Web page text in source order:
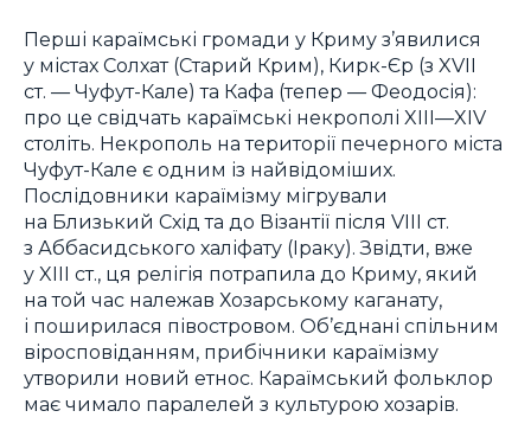
Перші караїмські громади у Криму з’явилися
у містах Солхат (Старий Крим), Кирк-Єр (з XVII
ст. — Чуфут-Кале) та Кафа (тепер — Феодосія):
про це свідчать караїмські некрополі XIII—XIV
століть. Некрополь на території печерного міста
Чуфут-Кале є одним із найвідоміших.
Послідовники караїмізму мігрували
на Близький Схід та до Візантії після VIII ст.
з Аббасидського халіфату (Іраку). Звідти, вже
у XIII ст., ця релігія потрапила до Криму, який
на той час належав Хозарському каганату,
і поширилася півостровом. Об’єднані спільним
віросповіданням, прибічники караїмізму
утворили новий етнос. Караїмський фольклор
має чимало паралелей з культурою хозарів.